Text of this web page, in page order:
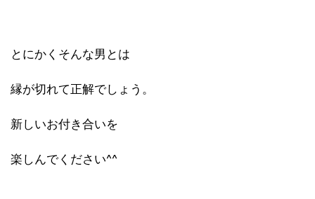
とにかくそんな男とは
縁が切れて正解でしょう。
新しいお付き合いを
楽しんでください^^